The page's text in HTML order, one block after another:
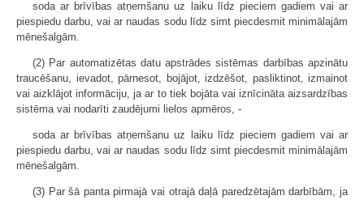
soda ar brīvības atņemšanu uz laiku līdz pieciem gadiem vai ar
piespiedu darbu, vai ar naudas sodu līdz simt piecdesmit minimālajām
mēnešalgām.
(2) Par automatizētas datu apstrādes sistēmas darbības apzinātu
traucēšanu, ievadot, pārnesot, bojājot, izdzēšot, pasliktinot, izmainot
vai aizklājot informāciju, ja ar to tiek bojāta vai iznīcināta aizsardzības
sistēma vai nodarīti zaudējumi lielos apmēros, -
soda ar brīvības atņemšanu uz laiku līdz pieciem gadiem vai ar
piespiedu darbu, vai ar naudas sodu līdz simt piecdesmit minimālajām
mēnešalgām.
(3) Par šā panta pirmajā vai otrajā daļā paredzētajām darbībām, ja